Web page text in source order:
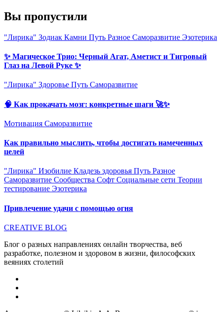
Вы пропустили
"Лирика" Зодиак Камни Путь Разное Саморазвитие Эзотерика
✨ Магическое Трио: Черный Агат, Аметист и Тигровый
Глаз на Левой Руке ✨
"Лирика" Здоровье Путь Саморазвитие
🧠 Как прокачать мозг: конкретные шаги 🚀✨
Мотивация Саморазвитие
Как правильно мыслить, чтобы достигать намеченных
целей
"Лирика" Изобилие Кладезь здоровья Путь Разное
Саморазвитие Сообщества Софт Социальные сети Теории
тестирование Эзотерика
Привлечение удачи с помощью огня
CREATIVE BLOG
Блог о разных направлениях онлайн творчества, веб
разработке, полезном и здоровом в жизни, философских
веяниях столетий